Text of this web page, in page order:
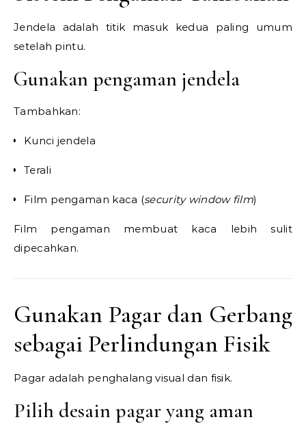
Jendela adalah titik masuk kedua paling umum
setelah pintu.
Gunakan pengaman jendela
Tambahkan:
Kunci jendela
Terali
Film pengaman kaca (security window film)
Film pengaman membuat kaca lebih sulit
dipecahkan.
Gunakan Pagar dan Gerbang
sebagai Perlindungan Fisik
Pagar adalah penghalang visual dan fisik.
Pilih desain pagar yang aman